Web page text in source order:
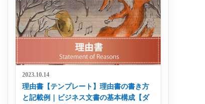
2023.10.14
理由書【テンプレート】理由書の書き方
と記載例｜ビジネス文書の基本構成【ダ